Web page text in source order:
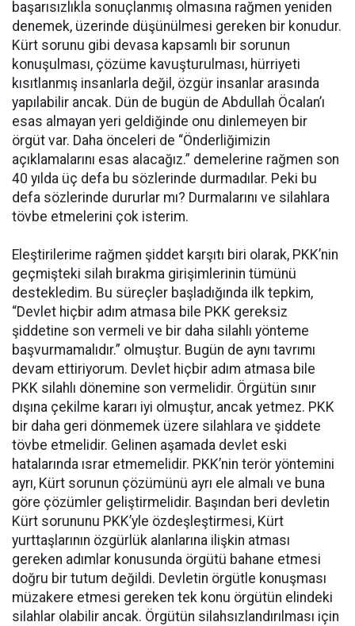
başarısızlıkla sonuçlanmış olmasına rağmen yeniden
denemek, üzerinde düşünülmesi gereken bir konudur.
Kürt sorunu gibi devasa kapsamlı bir sorunun
konuşulması, çözüme kavuşturulması, hürriyeti
kısıtlanmış insanlarla değil, özgür insanlar arasında
yapılabilir ancak. Dün de bugün de Abdullah Öcalan’ı
esas almayan yeri geldiğinde onu dinlemeyen bir
örgüt var. Daha önceleri de “Önderliğimizin
açıklamalarını esas alacağız.” demelerine rağmen son
40 yılda üç defa bu sözlerinde durmadılar. Peki bu
defa sözlerinde dururlar mı? Durmalarını ve silahlara
tövbe etmelerini çok isterim.
Eleştirilerime rağmen şiddet karşıtı biri olarak, PKK’nin
geçmişteki silah bırakma girişimlerinin tümünü
destekledim. Bu süreçler başladığında ilk tepkim,
“Devlet hiçbir adım atmasa bile PKK gereksiz
şiddetine son vermeli ve bir daha silahlı yönteme
başvurmamalıdır.” olmuştur. Bugün de aynı tavrımı
devam ettiriyorum. Devlet hiçbir adım atmasa bile
PKK silahlı dönemine son vermelidir. Örgütün sınır
dışına çekilme kararı iyi olmuştur, ancak yetmez. PKK
bir daha geri dönmemek üzere silahlara ve şiddete
tövbe etmelidir. Gelinen aşamada devlet eski
hatalarında ısrar etmemelidir. PKK’nin terör yöntemini
ayrı, Kürt sorunun çözümünü ayrı ele almalı ve buna
göre çözümler geliştirmelidir. Başından beri devletin
Kürt sorununu PKK’yle özdeşleştirmesi, Kürt
yurttaşlarının özgürlük alanlarına ilişkin atması
gereken adımlar konusunda örgütü bahane etmesi
doğru bir tutum değildi. Devletin örgütle konuşması
müzakere etmesi gereken tek konu örgütün elindeki
silahlar olabilir ancak. Örgütün silahsızlandırılması için